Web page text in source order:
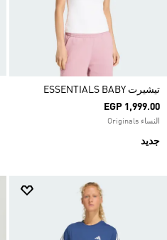
تيشيرت ESSENTIALS BABY
EGP 1,999.00
النساء Originals
جديد